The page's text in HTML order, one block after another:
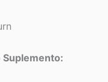
Suplemento: